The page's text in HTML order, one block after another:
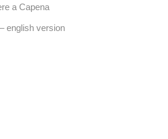
a Capena
english version